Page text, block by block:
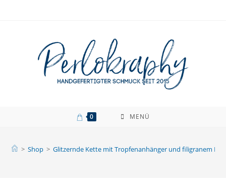
0 MENÜ
> Shop > Glitzernde Kette mit Tropfenanhänger und filigranem